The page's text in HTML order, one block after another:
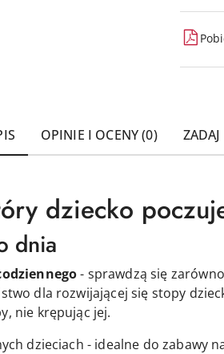
OPINIE I OCENY (0)
dziecko
dnia
- sprawdzą się
dla rozwijającej się stopy
nie krępując jej.
dzieciach - idealne do zabawy